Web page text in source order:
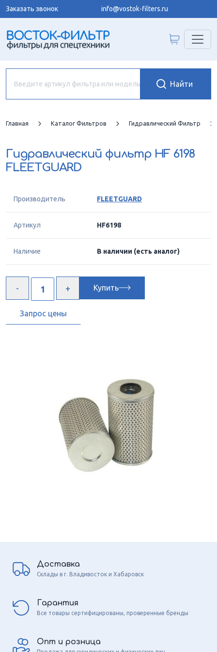
Заказать звонок info@vostok-filters.ru
Главная Каталог Фильтров Гидравлический Фильтр
Гидравлический фильтр HF 6198
FLEETGUARD
Производитель FLEETGUARD
Артикул HF6198
Наличие В наличии (есть аналог)
Купить
Запрос цены
Доставка
Склады в г. Владивосток и Хабаровск
Гарантия
Все товары сертифицированы, проверенные бренды
Опт и розница